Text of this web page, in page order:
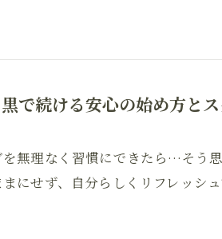
で続ける安心の始め方と
無理なく習慣にできたら…そう
にせず、自分らしくリフレッシ